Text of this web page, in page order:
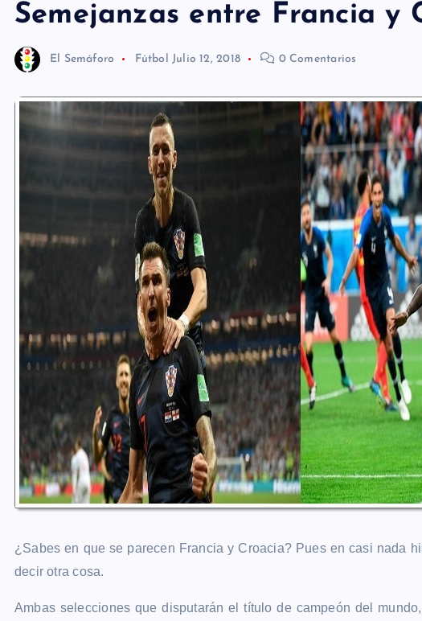
Semejanzas entre Francia y
El Semáforo Fútbol Julio 12, 2018 0 Comentarios
¿Sabes en que se parecen Francia y Croacia? Pues en casi nada
decir otra cosa.
Ambas selecciones que disputarán el título de campeón del